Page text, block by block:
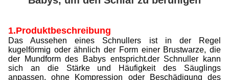
1.Produktbeschreibung
Das Aussehen eines Schnullers ist in der Regel
kugelförmig oder ähnlich der Form einer Brustwarze, die
der Mundform des Babys entspricht.der Schnuller kann
sich an die Stärke und Häufigkeit des Säuglings
anpassen, ohne Kompression oder Beschädigung des